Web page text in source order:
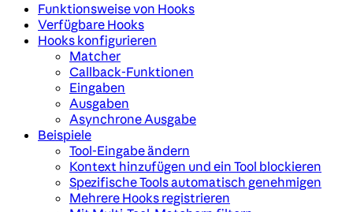
Funktionsweise von Hooks
Verfügbare Hooks
Hooks konfigurieren
Matcher
Callback-Funktionen
Eingaben
Ausgaben
Asynchrone Ausgabe
Beispiele
Tool-Eingabe ändern
Kontext hinzufügen und ein Tool blockieren
Spezifische Tools automatisch genehmigen
Mehrere Hooks registrieren